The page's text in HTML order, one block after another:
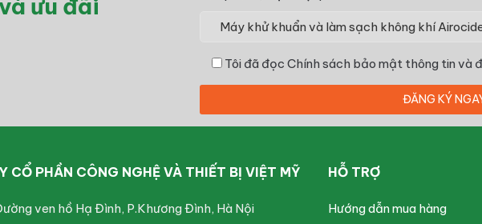
ưu đãi
Tôi đã đọc Chính sách bảo mật thông tin và
CỔ PHẦN CÔNG NGHỆ VÀ THIẾT BỊ VIỆT MỸ
ven hồ Hạ Đình, P.Khương Đình, Hà Nội
HỖ TRỢ
Hướng dẫn mua hàng